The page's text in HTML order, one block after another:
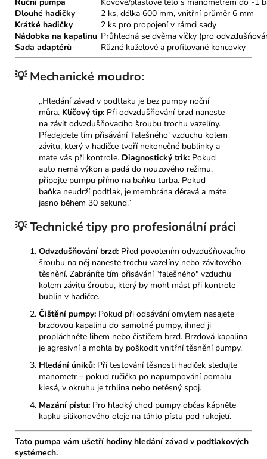
Dlouhé hadičky
2 ks, délka 600 mm, vnitřní průměr 6 mm
Krátké hadičky
2 ks pro propojení v rámci sady
Nádobka na kapalinu Průhledná se dvěma víčky (pro
Sada adaptérů
Různé kuželové a profilované koncovky
💡 Mechanické moudro:
„Hledání závad v podtlaku je bez pumpy noční
můra. Klíčový tip: Při odvzdušňování brzd naneste
na závit odvzdušňovacího šroubu trochu vazelíny.
Předejdete tím přisávání 'falešného' vzduchu kolem
závitu, který v hadičce tvoří nekonečné bublinky a
mate vás při kontrole. Diagnostický trik: Pokud
auto nemá výkon a padá do nouzového režimu,
připojte pumpu přímo na baňku turba. Pokud
baňka neudrží podtlak, je membrána děravá a máte
jasno během 30 sekund.“
💡 Technické tipy pro profesionální práci
Odvzdušňování brzd: Před povolením odvzdušňovacího
šroubu na něj naneste trochu vazelíny nebo závitového
těsnění. Zabráníte tím přisávání "falešného" vzduchu
kolem závitu šroubu, který by mohl mást při kontrole
bublin v hadičce.
Čištění pumpy: Pokud při odsávání omylem nasajete
brzdovou kapalinu do samotné pumpy, ihned ji
propláchněte lihem nebo čističem brzd. Brzdová kapalina
je agresivní a mohla by poškodit vnitřní těsnění pumpy.
Hledání úniků: Při testování těsnosti hadiček sledujte
manometr – pokud ručička po napumpování pomalu
klesá, v okruhu je trhlina nebo netěsný spoj.
Mazání pístu: Pro hladký chod pumpy občas kápněte
kapku silikonového oleje na táhlo pístu pod rukojetí.
Tato pumpa vám ušetří hodiny hledání závad v podtlakových
systémech.